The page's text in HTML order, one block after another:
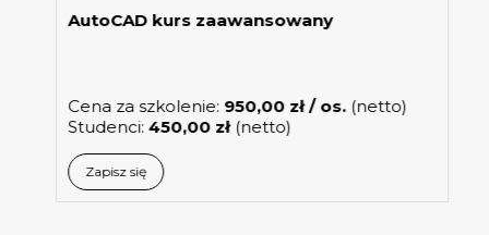
AutoCAD kurs zaawansowany
Cena za szkolenie:950,00zł/ os.(netto)
Studenci:450,00zł (netto)
Zapisz się